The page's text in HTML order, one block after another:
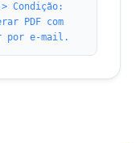
Condição:
PDF com
por e-mail.